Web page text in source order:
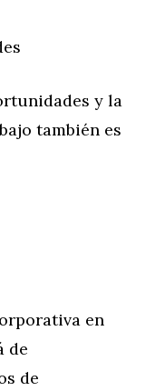
y la
también es
en
de
de